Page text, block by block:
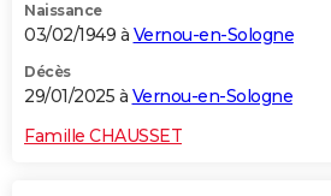
Naissance
03/02/1949 à Vernou-en-Sologne
Décès
29/01/2025 à Vernou-en-Sologne
Famille CHAUSSET